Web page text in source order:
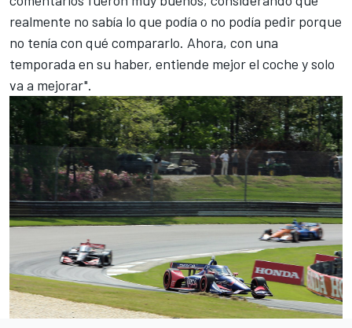
realmente no sabía lo que podía o no podía pedir porque
no tenía con qué compararlo. Ahora, con una
temporada en su haber, entiende mejor el coche y solo
va a mejorar".